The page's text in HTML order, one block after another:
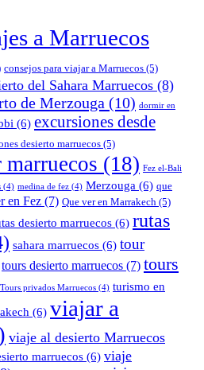
a Marruecos
consejos para viajar a Marruecos (5)
del Sahara Marruecos (8)
de Merzouga (10) dormir en
(6) excursiones desde
desierto marruecos (5)
(18) Fez el-Bali
(4) medina de fez (4) Merzouga (6) que
en Fez (7) Que ver en Marrakech (5)
desierto marruecos (6) rutas
sahara marruecos (6) tour
tours desierto marruecos (7) tours
Tours privados Marruecos (4) turismo en
(6) viajar a
viaje al desierto Marruecos
marruecos (6) viaje